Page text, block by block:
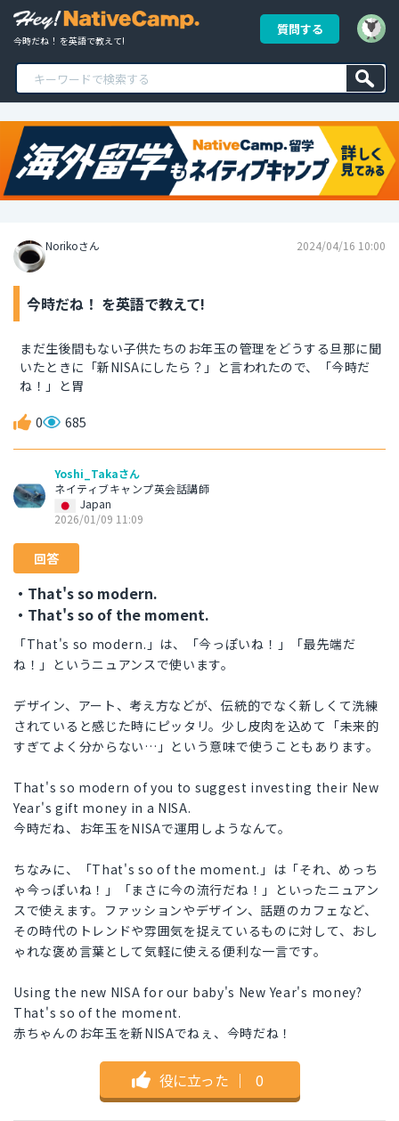
今時だね！ を英語で教えて!
質問する
Norikoさん 2024/04/16 10:00
今時だね！ を英語で教えて!
まだ生後間もない子供たちのお年玉の管理をどうする旦那に聞
いたときに「新NISAにしたら？」と言われたので、「今時だ
ね！」と胃
0 685
Yoshi_Takaさん
ネイティブキャンプ英会話講師
Japan
2026/01/09 11:09
回答
・That's so modern.
・That's so of the moment.
「That's so modern.」は、「今っぽいね！」「最先端だ
ね！」というニュアンスで使います。
デザイン、アート、考え方などが、伝統的でなく新しくて洗練
されていると感じた時にピッタリ。少し皮肉を込めて「未来的
すぎてよく分からない…」という意味で使うこともあります。
That's so modern of you to suggest investing their New
Year's gift money in a NISA.
今時だね、お年玉をNISAで運用しようなんて。
ちなみに、「That's so of the moment.」は「それ、めっち
ゃ今っぽいね！」「まさに今の流行だね！」といったニュアン
スで使えます。ファッションやデザイン、話題のカフェなど、
その時代のトレンドや雰囲気を捉えているものに対して、おし
ゃれな褒め言葉として気軽に使える便利な一言です。
Using the new NISA for our baby's New Year's money?
That's so of the moment.
赤ちゃんのお年玉を新NISAでねぇ、今時だね！
役に立った ｜ 0